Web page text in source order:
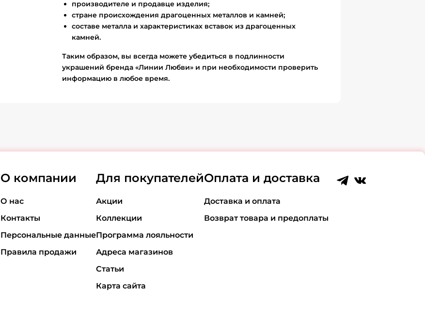
производителе и продавце изделия;
стране происхождения драгоценных металлов и камней;
составе металла и характеристиках вставок из драгоценных
камней.
Таким образом, вы всегда можете убедиться в подлинности
украшений бренда «Линии Любви» и при необходимости проверить
информацию в любое время.
О компании
О нас
Контакты
Персональные данные
Правила продажи
Для покупателей
Акции
Коллекции
Программа лояльности
Адреса магазинов
Статьи
Карта сайта
Оплата и доставка
Доставка и оплата
Возврат товара и предоплаты